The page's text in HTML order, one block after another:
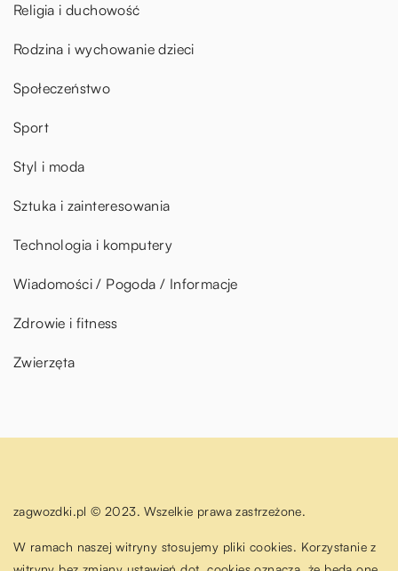
Religia i duchowość
Rodzina i wychowanie dzieci
Społeczeństwo
Sport
Styl i moda
Sztuka i zainteresowania
Technologia i komputery
Wiadomości / Pogoda / Informacje
Zdrowie i fitness
Zwierzęta
zagwozdki.pl © 2023. Wszelkie prawa zastrzeżone.
W ramach naszej witryny stosujemy pliki cookies. Korzystanie z